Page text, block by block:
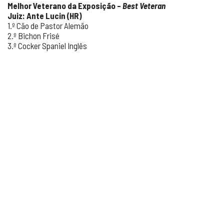
Melhor Veterano da Exposição – Best Veteran
Juiz: Ante Lucin (HR)
1.º Cão de Pastor Alemão
2.º Bichon Frisé
3.º Cocker Spaniel Inglês